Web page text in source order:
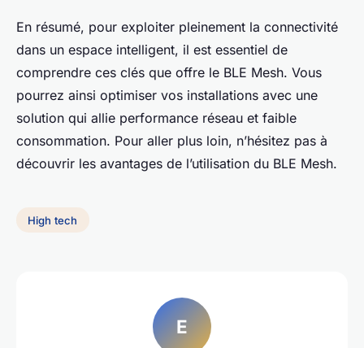
En résumé, pour exploiter pleinement la connectivité
dans un espace intelligent, il est essentiel de
comprendre ces clés que offre le BLE Mesh. Vous
pourrez ainsi optimiser vos installations avec une
solution qui allie performance réseau et faible
consommation. Pour aller plus loin, n’hésitez pas à
découvrir les avantages de l’utilisation du BLE Mesh.
High tech
E